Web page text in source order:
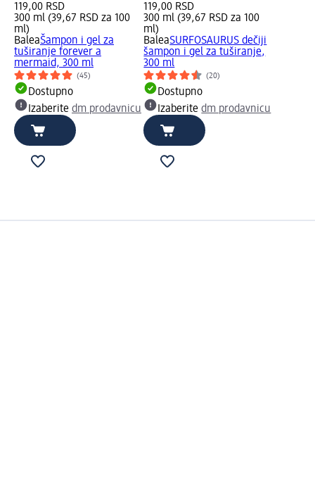
119,00 RSD
300 ml (39,67 RSD za 100
ml)
BaleaŠampon i gel za
tuširanje forever a
mermaid, 300 ml
(45)
Dostupno
Izaberite dm prodavnicu
119,00 RSD
300 ml (39,67 RSD za 100
ml)
BaleaSURFOSAURUS dečiji
šampon i gel za tuširanje,
300 ml
(20)
Dostupno
Izaberitedm prodavnicu